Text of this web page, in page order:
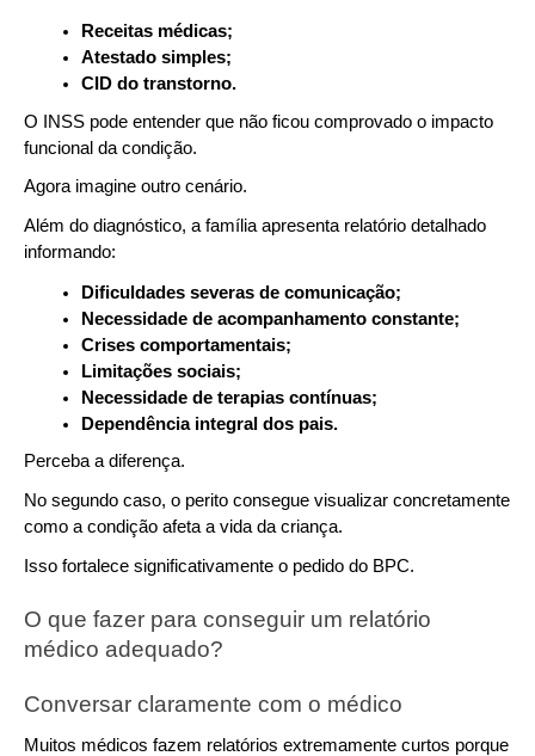
Receitas médicas;
Atestado simples;
CID do transtorno.
O INSS pode entender que não ficou comprovado o impacto
funcional da condição.
Agora imagine outro cenário.
Além do diagnóstico, a família apresenta relatório detalhado
informando:
Dificuldades severas de comunicação;
Necessidade de acompanhamento constante;
Crises comportamentais;
Limitações sociais;
Necessidade de terapias contínuas;
Dependência integral dos pais.
Perceba a diferença.
No segundo caso, o perito consegue visualizar concretamente
como a condição afeta a vida da criança.
Isso fortalece significativamente o pedido do BPC.
O que fazer para conseguir um relatório
médico adequado?
Conversar claramente com o médico
Muitos médicos fazem relatórios extremamente curtos porque